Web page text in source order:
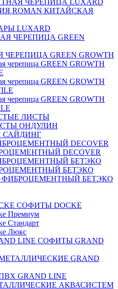
ЧЕРЕПИЦА LUXARD
ROMAN КИТАЙСКАЯ
LUXARD
GREEN GROWTH
черепица GREEN GROWTH
черепица GREEN GROWTH
черепица GREEN GROWTH
ЛИСТЫ
ОНДУЛИН
САЙДИНГ
DECOVER
БЕТЭКО
БЕТЭКО
СОФИТЫ DOCKE
Премиум
Стандарт
Люкс
СОФИТЫ GRAND
GRAND
GRAND LINE